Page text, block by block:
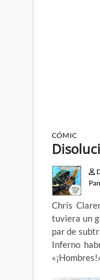
CÓMIC
Chris
tuviera un
par de
Inferno